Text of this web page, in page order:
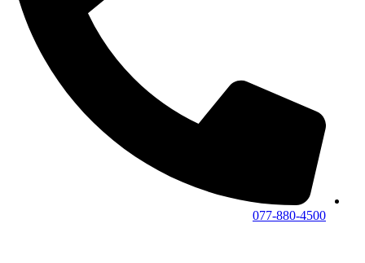
077-880-4500